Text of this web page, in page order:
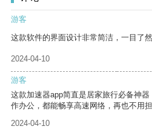
游客
这款软件的界面设计非常简洁，一目了然
2024-04-10
游客
这款加速器app简直是居家旅行必备神
作办公，都能畅享高速网络，再也不用担
2024-04-10